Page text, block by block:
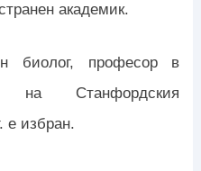
академик.
биолог, професор в
на Станфордския
е избран.